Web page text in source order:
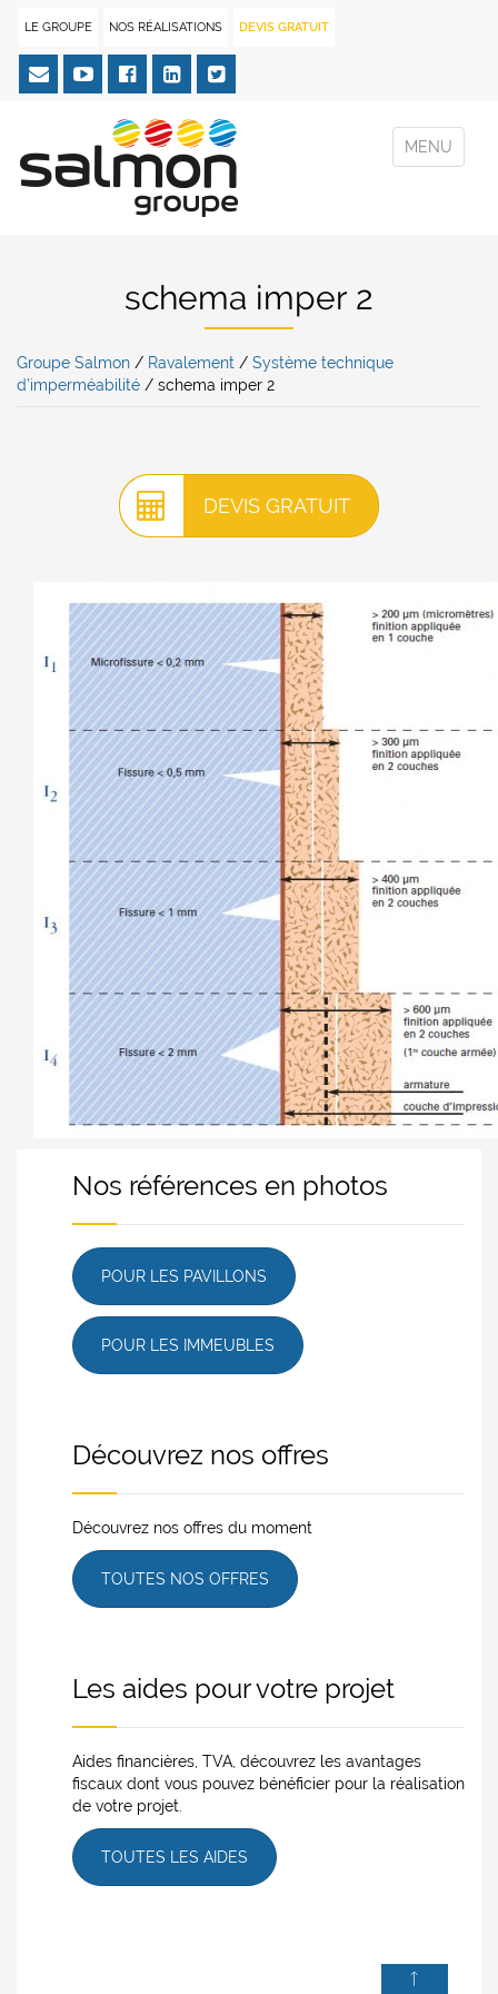
LE GROUPE NOS RÉALISATIONS DEVIS GRATUIT
MENU
schema imper 2
Groupe Salmon / Ravalement / Système technique
d’imperméabilité / schema imper 2
DEVIS GRATUIT
Nos références en photos
POUR LES PAVILLONS
POUR LES IMMEUBLES
Découvrez nos offres
Découvrez nos offres du moment
TOUTES NOS OFFRES
Les aides pour votre projet
Aides financières, TVA, découvrez les avantages
fiscaux dont vous pouvez bénéficier pour la réalisation
de votre projet.
TOUTES LES AIDES